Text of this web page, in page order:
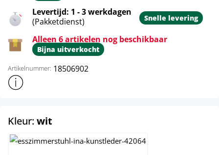
Levertijd: 1 - 3 werkdagen
(Pakketdienst)
Snelle levering
Alleen 6 artikelen nog beschikbaar
Bijna uitverkocht
Artikelnummer: 18506902
Toon meer productinformatie
Kleur: wit